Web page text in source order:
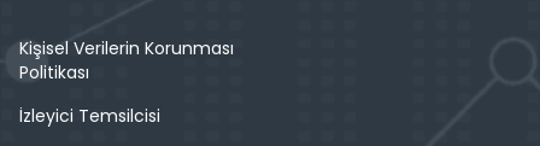
Kişisel Verilerin Korunması
Politikası
İzleyici Temsilcisi